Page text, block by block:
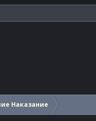
Наказание